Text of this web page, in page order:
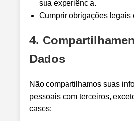
sua experiência.
Cumprir obrigações legais
4.
Dados
Não compartilhamos suas
pessoais com terceiros,
casos: